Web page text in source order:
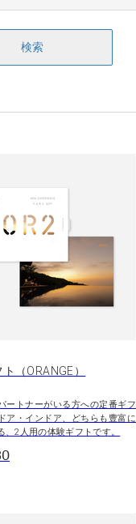
検索
（ORANGE）
ートナーがいる方への定番ギフ
ア・インドア、どちらも豊富に
、2人用の体験ギフトです。